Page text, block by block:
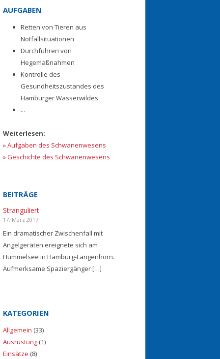
AUFGABEN
Retten von Tieren aus
Notfallsituationen
Durchführen von
Hegemaßnahmen
Kontrolle des
Gesundheitszustandes des
Hamburger Wasserwildes
...
Weiterlesen:
» Aufgaben des Schwanenwesens
» Geschichte des Schwanenwesens
BEITRÄGE
Stranguliert
17. März 2017
Ein dramatischer Zwischenfall mit
Angelgeräten ereignete sich am
Hummelsee in Hamburg-Langenhorn.
Aufmerksame Spaziergänger […]
KATEGORIEN
Allgemein (33)
Ausrüstung (1)
Einsätze (8)